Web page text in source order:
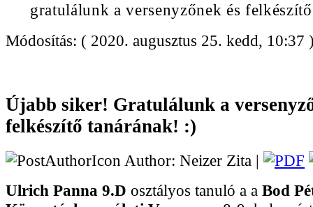
gratulálunk a versenyzőnek és
Módosítás: ( 2020. augusztus 25. kedd, 10:37
Újabb siker! Gratulálunk a
felkészítő tanárának! :)
Author: Neizer Zita |
Ulrich Panna 9.D osztályos tanuló a a Bod